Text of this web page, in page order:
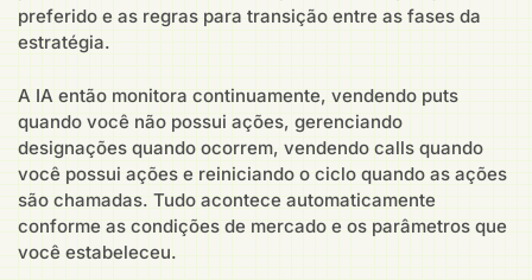
preferido e as regras para transição entre as fases da
estratégia.
A IA então monitora continuamente, vendendo puts
quando você não possui ações, gerenciando
designações quando ocorrem, vendendo calls quando
você possui ações e reiniciando o ciclo quando as ações
são chamadas. Tudo acontece automaticamente
conforme as condições de mercado e os parâmetros que
você estabeleceu.